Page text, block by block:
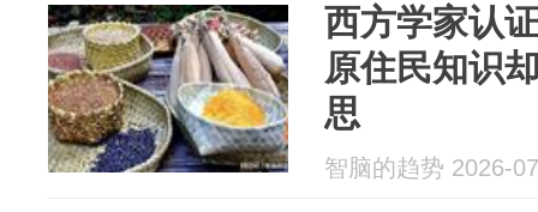
西方学家认
原住民知识
思
智脑的趋势 2026-